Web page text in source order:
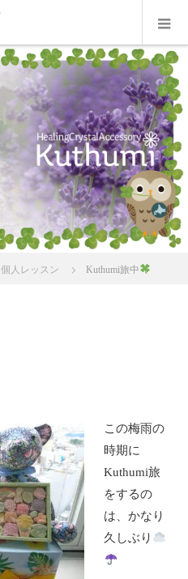
個人レッスン Kuthumi旅中
この梅雨の
時期に
Kuthumi旅
をするの
は、かなり
久しぶり